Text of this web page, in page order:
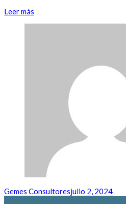
Leer más
Gemes Consultoresjulio 2, 2024